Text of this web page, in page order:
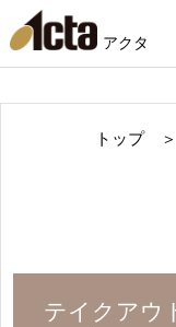
アクタ
トップ
テイクアウ